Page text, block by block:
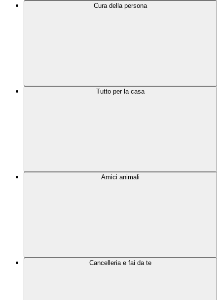
Cura della persona
Tutto per la casa
Amici animali
Cancelleria e fai da te